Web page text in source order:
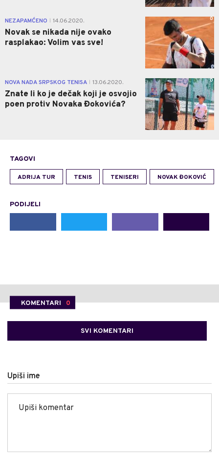
NEZAPAMĆENO 14.06.2020.
Novak se nikada nije ovako
rasplakao: Volim vas sve!
0
NOVA NADA SRPSKOG TENISA 13.06.2020.
Znate li ko je dečak koji je osvojio
poen protiv Novaka Đokovića?
0
TAGOVI
ADRIJA TUR TENIS TENISERI NOVAK ĐOKOVIĆ
PODIJELI
KOMENTARI 0
SVI KOMENTARI
Upiši ime